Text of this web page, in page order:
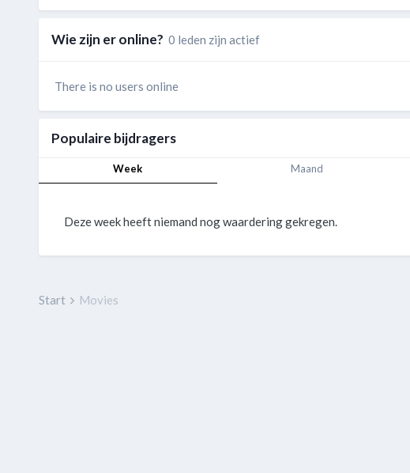
Wie zijn er online? 0 leden zijn actief
There is no users online
Populaire bijdragers
Week Maand
Deze week heeft niemand nog waardering gekregen.
Start Movies